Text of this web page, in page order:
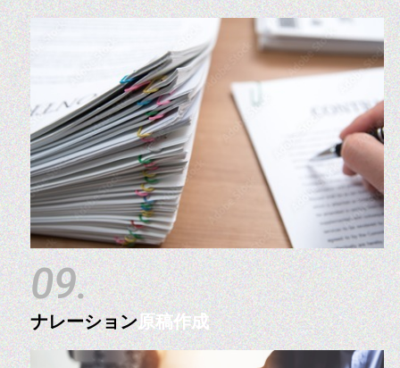
09.
ナレーション原稿作成